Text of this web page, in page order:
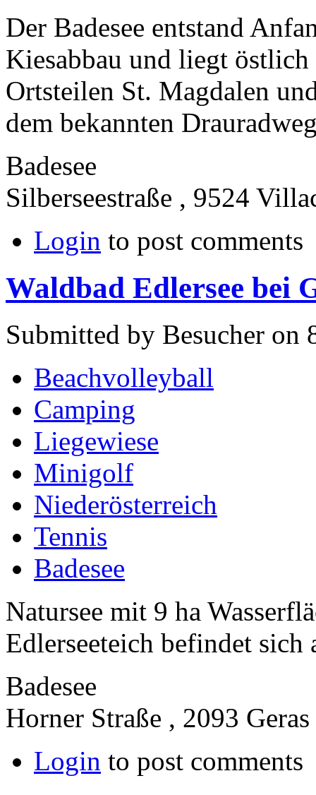
Der Badesee entstand
Kiesabbau und liegt
Ortsteilen St. Magdalen
dem bekannten
Badesee
Silberseestraße , 9524
Login to post comments
Waldbad Edlersee bei
Submitted by Besucher
Beachvolleyball
Camping
Liegewiese
Minigolf
Niederösterreich
Tennis
Badesee
Natursee mit 9 ha
Edlerseeteich befindet
Badesee
Horner Straße , 2093 Geras
Login to post comments